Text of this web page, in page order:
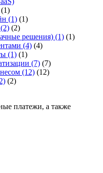
(1)
(1) (1)
(2) (2)
решения) (1) (1)
(4) (4)
(1) (1)
(7) (7)
(12) (12)
(2)
платежи, а также